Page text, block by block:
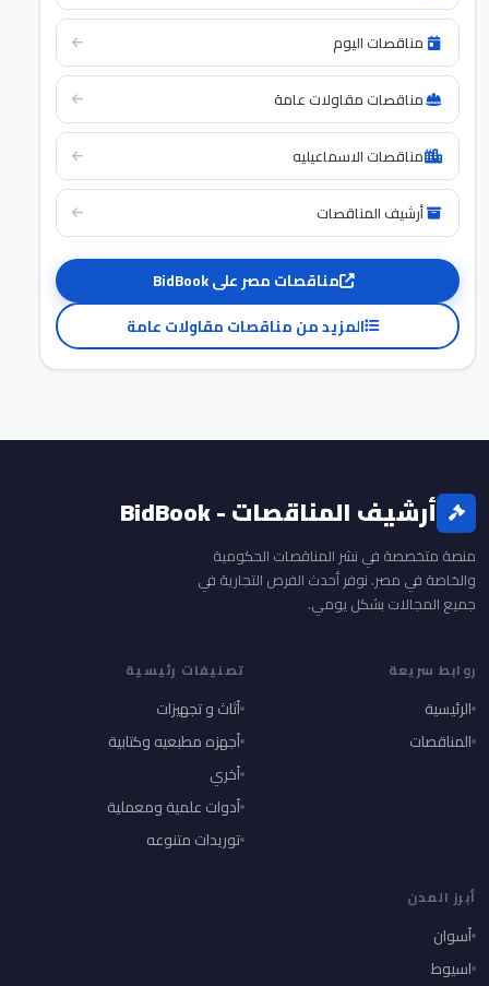
مناقصات اليوم
مناقصات مقاولات عامة
مناقصات الاسماعيليه
أرشيف المناقصات
مناقصات مصر على BidBook
المزيد من مناقصات مقاولات عامة
أرشيف المناقصات - BidBook
منصة متخصصة في نشر المناقصات الحكومية
والخاصة في مصر. نوفر أحدث الفرص التجارية في
جميع المجالات بشكل يومي.
روابط سريعة
الرئيسية
المناقصات
تصنيفات رئيسية
أثاث و تجهيزات
أجهزه مطبعيه وكتابية
أخري
أدوات علمية ومعملية
توريدات متنوعه
أبرز المدن
أسوان
اسيوط